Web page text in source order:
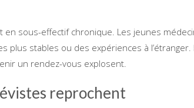
en sous-effectif chronique. Les jeunes
plus stables ou des expériences à
un rendez-vous explosent.
reprochent